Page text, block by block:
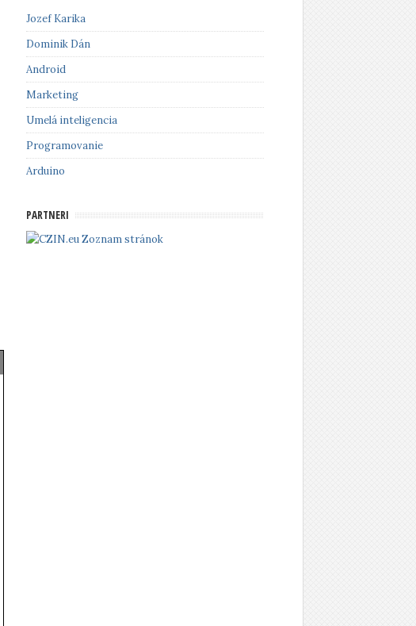
Jozef Karika
Dominik Dán
Android
Marketing
Umelá inteligencia
Programovanie
Arduino
PARTNERI
Zoznam stránok